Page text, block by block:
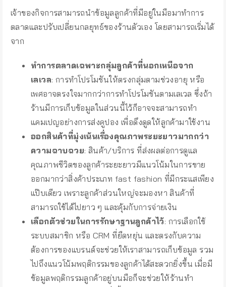
เจ้าของกิจการสามารถนำข้อมูลลูกค้าที่มีอยู่ในมือมาทำการ
ตลาดและปรับเปลี่ยนกลยุทธ์ของร้านตัวเอง โดยสามารถเริ่มได้
จาก
ทำการตลาดเฉพาะกลุ่มลูกค้าที่นอกเหนือจาก
เลเวล: การทำโปรโมชันให้ตรงกลุ่มตามช่วงอายุ หรือ
เพศอาจตรงใจมากกว่าการทำโปรโมชันตามเลเวล ซึ่งถ้า
ร้านมีการเก็บข้อมูลในส่วนนี้ไว้ก็อาจจะสามารถทำ
แคมเปญอย่างการส่งคูปอง เพื่อดึงดูดให้ลูกค้ามาใช้งาน
ออกสินค้าที่มุ่งเน้นเรื่องคุณภาพระยะยาวมากกว่า
ความฉาบฉวย: สินค้า/บริการ ที่ส่งผลต่อการดูแล
คุณภาพชีวิตของลูกค้าระยะยาวมีแนวโน้มในการขาย
ออกมากว่าสิ่งค้าประเภท fast fashion ที่มีกระแสเพียง
แป๊บเดียว เพราะลูกค้าส่วนใหญ่จะมองหา สินค้าที่
สามารถใช้ได้ไปยาว ๆ และคุ้มกับการจ่ายเงิน
เลือกตัวช่วยในการรักษาฐานลูกค้าไว้: การเลือกใช้
ระบบสมาชิก หรือ CRM ที่ยืดหยุ่น และตรงกับความ
ต้องการของแบรนด์จะช่วยให้เราสามารถเก็บข้อมูล รวม
ไปถึงแนวโน้มพฤติกรรมของลูกค้าได้สะดวกยิ่งขึ้น เมื่อมี
ข้อมูลพฤติกรรมลูกค้าอยู่บนมือก็จะช่วยให้ร้านทำ